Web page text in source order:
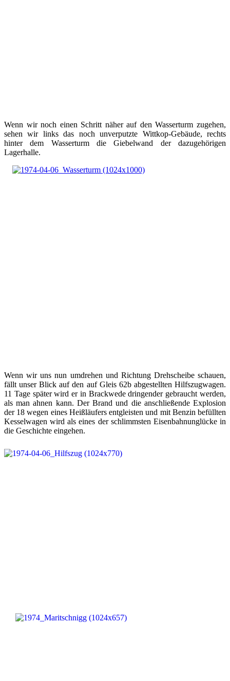
Wenn wir noch einen Schritt näher auf den Wasserturm zugehen,
sehen wir links das noch unverputzte Wittkop-Gebäude, rechts
hinter dem Wasserturm die Giebelwand der dazugehörigen
Lagerhalle.
Wenn wir uns nun umdrehen und Richtung Drehscheibe schauen,
fällt unser Blick auf den auf Gleis 62b abgestellten Hilfszugwagen.
11 Tage später wird er in Brackwede dringender gebraucht werden,
als man ahnen kann. Der Brand und die anschließende Explosion
der 18 wegen eines Heißläufers entgleisten und mit Benzin befüllten
Kesselwagen wird als eines der schlimmsten Eisenbahnunglücke in
die Geschichte eingehen.